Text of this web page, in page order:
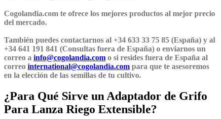
Cogolandia.com te ofrece los mejores productos al mejor precio
del mercado.
También puedes contactarnos al +34 633 33 75 85 (España) y al
+34 641 191 841 (Consultas fuera de España) o enviarnos un
correo a info@cogolandia.com o si resides fuera de España al
correo international@cogolandia.com para que te asesoremos
en la elección de las semillas de tu cultivo.
¿Para Qué Sirve un Adaptador de Grifo
Para Lanza Riego Extensible?